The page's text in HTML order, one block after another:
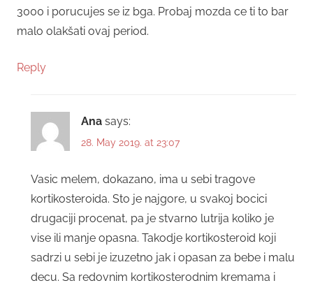
3000 i porucujes se iz bga. Probaj mozda ce ti to bar
malo olakšati ovaj period.
Reply
Ana says:
28. May 2019. at 23:07
Vasic melem, dokazano, ima u sebi tragove
kortikosteroida. Sto je najgore, u svakoj bocici
drugaciji procenat, pa je stvarno lutrija koliko je
vise ili manje opasna. Takodje kortikosteroid koji
sadrzi u sebi je izuzetno jak i opasan za bebe i malu
decu. Sa redovnim kortikosterodnim kremama i